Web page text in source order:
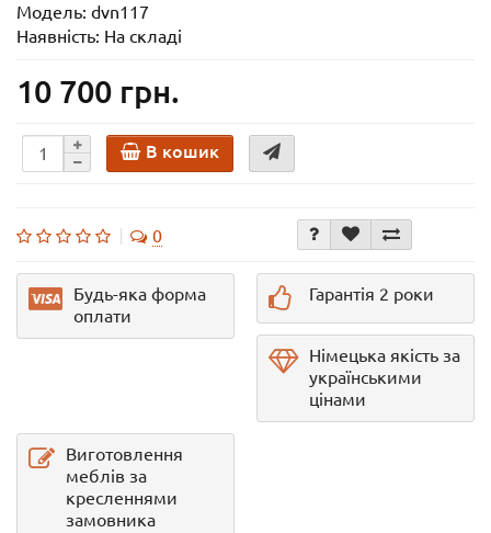
Модель: dvn117
Наявність: На складі
10 700 грн.
В кошик
0
Будь-яка форма
оплати
Гарантія 2 роки
Німецька якість за
українськими
цінами
Виготовлення
меблів за
кресленнями
замовника